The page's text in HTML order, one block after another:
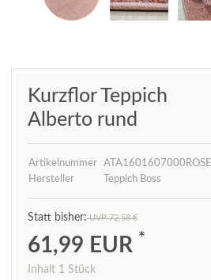
Kurzflor Teppich
Alberto rund
Artikelnummer
ATA1601607000ROSE
Hersteller
Teppich Boss
UVP 72,58 €
61,99 EUR *
Inhalt 1 Stück